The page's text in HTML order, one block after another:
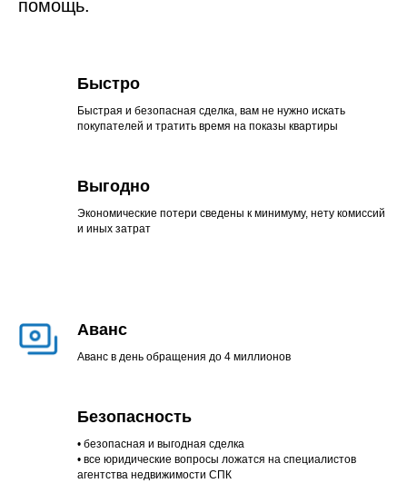
помощь.
Быстро
Быстрая и безопасная сделка, вам не нужно искать
покупателей и тратить время на показы квартиры
Выгодно
Экономические потери сведены к минимуму, нету комиссий
и иных затрат
Аванс
Аванс в день обращения до 4 миллионов
Безопасность
• безопасная и выгодная сделка
• все юридические вопросы ложатся на специалистов
агентства недвижимости СПК